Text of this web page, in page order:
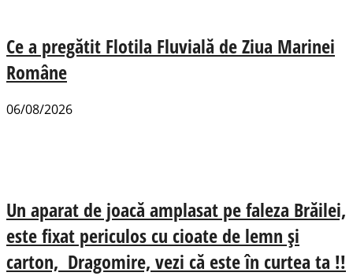
Ce a pregătit Flotila Fluvială de Ziua Marinei
Române
06/08/2026
Un aparat de joacă amplasat pe faleza Brăilei,
este fixat periculos cu cioate de lemn și
carton, Dragomire, vezi că este în curtea ta !!